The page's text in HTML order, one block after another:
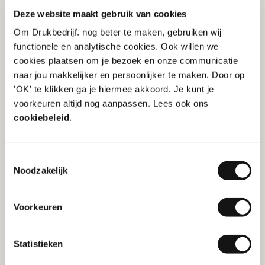
Deze website maakt gebruik van cookies
Om Drukbedrijf. nog beter te maken, gebruiken wij
functionele en analytische cookies. Ook willen we
cookies plaatsen om je bezoek en onze communicatie
naar jou makkelijker en persoonlijker te maken. Door op
'OK' te klikken ga je hiermee akkoord. Je kunt je
voorkeuren altijd nog aanpassen. Lees ook ons
cookiebeleid.
Noodzakelijk
Voorkeuren
Statistieken
Je bedrijfscultuur versterken met
Tips